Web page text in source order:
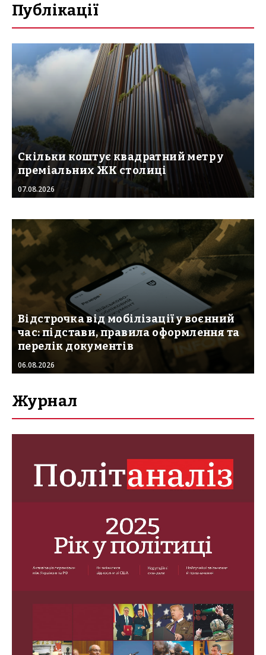
Публікації
Скільки коштує квадратний метр у
преміальних ЖК столиці
07.08.2026
Відстрочка від мобілізації у воєнний
час: підстави, правила оформлення та
перелік документів
06.08.2026
Журнал